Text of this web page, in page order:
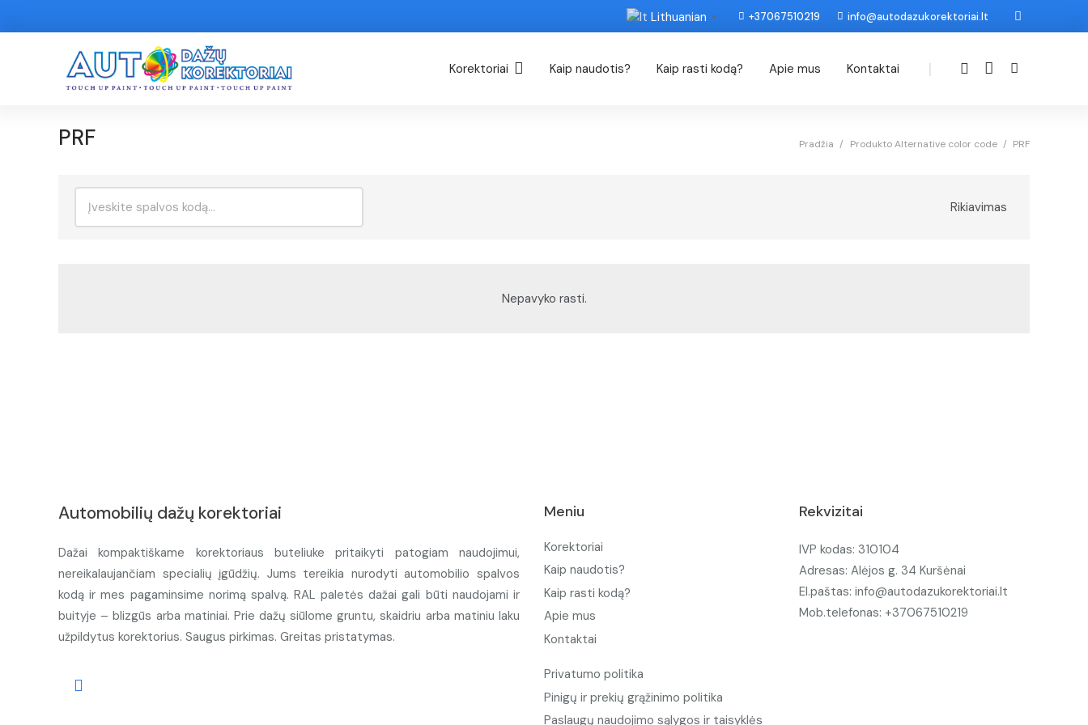
Lithuanian ▼ +37067510219 info@autodazukorektoriai.lt
Korektoriai Kaip naudotis? Kaip rasti kodą? Apie mus Kontaktai |
PRF Pradžia / Produkto Alternative color code / PRF
Rikiavimas
Nepavyko rasti.
Automobilių dažų korektoriai
Dažai kompaktiškame korektoriaus buteliuke pritaikyti patogiam naudojimui,
nereikalaujančiam specialių įgūdžių. Jums tereikia nurodyti automobilio spalvos
kodą ir mes pagaminsime norimą spalvą. RAL paletės dažai gali būti naudojami ir
buityje – blizgūs arba matiniai. Prie dažų siūlome gruntu, skaidriu arba matiniu laku
užpildytus korektorius. Saugus pirkimas. Greitas pristatymas.
Meniu
Korektoriai
Kaip naudotis?
Kaip rasti kodą?
Apie mus
Kontaktai
Privatumo politika
Pinigų ir prekių grąžinimo politika
Paslaugų naudojimo sąlygos ir taisyklės
Rekvizitai
IVP kodas: 310104
Adresas: Alėjos g. 34 Kuršėnai
El.paštas: info@autodazukorektoriai.lt
Mob.telefonas: +37067510219